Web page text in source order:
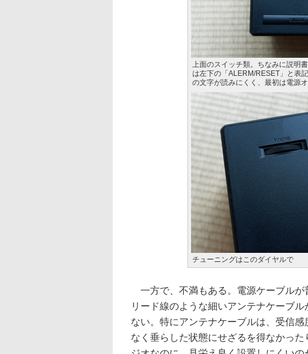
上面のスイッチ類。ちなみに説明
は左下の「ALERM/RESET」と表
の文字が読みにくく、最初は電源
チューニングはこのダイヤルで
一方で、不満もある。電源ケーブルが
リード線のような細いアンテナケーブ
ない。特にアンテナケーブルは、受信
なく垂らした状態にせざるを得なかっ